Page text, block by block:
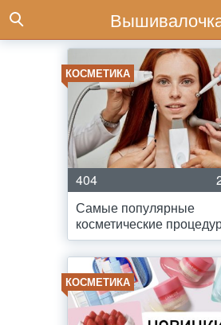
КОСМЕТИКА
404
Самые популярные
косметические
КОСМЕТИКА